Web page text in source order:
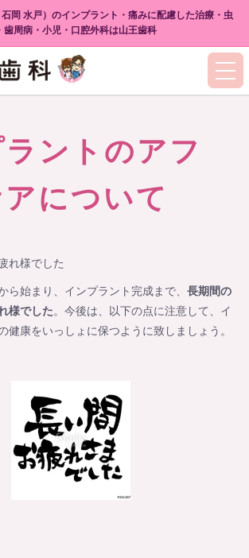
岡 水戸）のインプラント・痛みに配慮した治療・虫
歯周病・小児・口腔外科は山王歯科
ントのアフ
について
れ様でした
ら始まり、インプラント完成まで、 長期間の
様でした。今後は、以下の点に注意して、イ
健康をいっしょに保つように致しましょう。